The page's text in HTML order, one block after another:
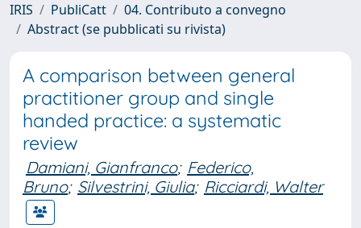
IRIS PubliCatt
04. Contributo a convegno
Abstract (se pubblicati su rivista)
A comparison between general
practitioner group and single
handed practice: a systematic
review
Damiani, Gianfranco; Federico,
Bruno; Silvestrini, Giulia; Ricciardi, Walter